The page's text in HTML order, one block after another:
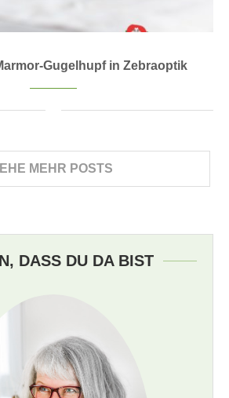
Gugelhupf in Zebraoptik
MEHR POSTS
DASS DU DA BIST